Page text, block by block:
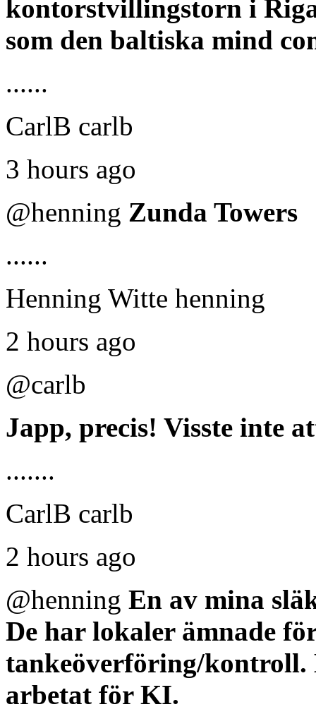
kontorstvillingstorn i
som den baltiska mind
......
CarlB carlb
3 hours ago
@henning Zunda Towers
......
Henning Witte henning
2 hours ago
@carlb
Japp, precis! Visste inte
.......
CarlB carlb
2 hours ago
@henning En av mina
De har lokaler ämnade
tankeöverföring/kontroll.
arbetat för KI.